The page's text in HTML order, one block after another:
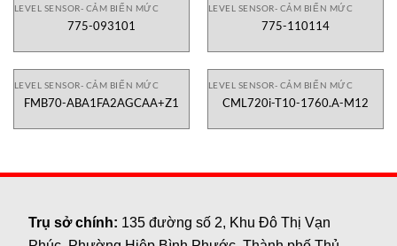
LEVEL SENSOR- CẢM BIẾN MỨC
775-093101
LEVEL SENSOR- CẢM BIẾN MỨC
775-110114
LEVEL SENSOR- CẢM BIẾN MỨC
FMB70-ABA1FA2AGCAA+Z1
LEVEL SENSOR- CẢM BIẾN MỨC
CML720i-T10-1760.A-M12
Trụ sở chính: 135 đường số 2, Khu Đô Thị Vạn